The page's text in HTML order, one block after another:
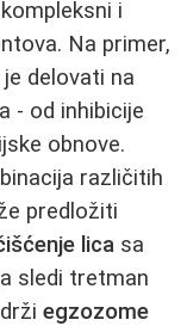
i
Na primer,
delovati na
- od inhibicije
obnove.
različitih
predložiti
lica sa
sledi tretman
egzozome